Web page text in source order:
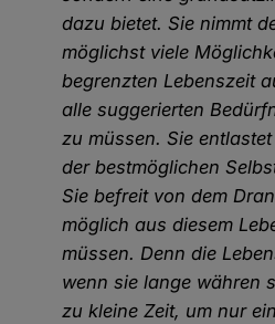
dazu bietet. Sie nimmt
möglichst viele
begrenzten Lebenszeit
alle suggerierten
zu müssen. Sie
der bestmöglichen
Sie befreit von dem
möglich aus diesem
müssen. Denn die
wenn sie lange währen
zu kleine Zeit, um nur